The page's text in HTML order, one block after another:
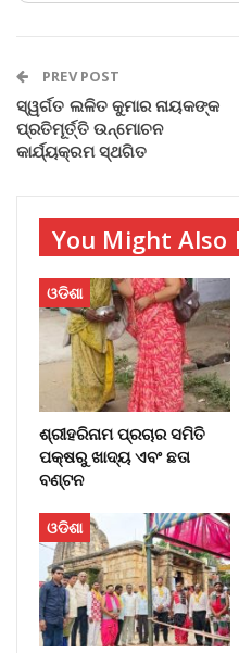
PREV POST
ସ୍ୱର୍ଗତ ଲଳିତ କୁମାର ନାୟକଙ୍କ
ପ୍ରତିମୂର୍ତ୍ତି ଉନ୍ମୋଚନ
କାର୍ଯ୍ୟକ୍ରମ ସ୍ଥଗିତ
You Might Also
ଓଡିଶା
ଶ୍ରୀହରିନାମ ପ୍ରଚାର ସମିତି
ପକ୍ଷରୁ ଖାଦ୍ୟ ଏବଂ ଛତା
ବଣ୍ଟନ
ଓଡିଶା